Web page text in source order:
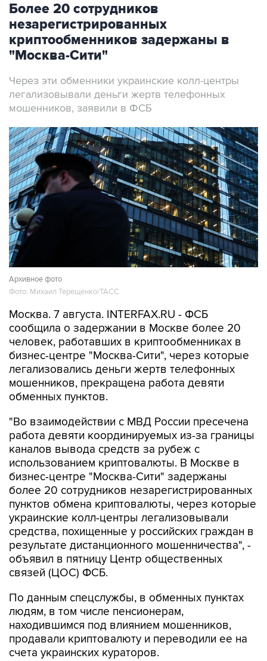
Более 20 сотрудников
незарегистрированных
криптообменников задержаны в
"Москва-Сити"
Через эти обменники украинские колл-центры
легализовывали деньги жертв телефонных
мошенников, заявили в ФСБ
Архивное фото
Фото: Михаил Терещенко/ТАСС
Москва. 7 августа. INTERFAX.RU - ФСБ
сообщила о задержании в Москве более 20
человек, работавших в криптообменниках в
бизнес-центре "Москва-Сити", через которые
легализовались деньги жертв телефонных
мошенников, прекращена работа девяти
обменных пунктов.
"Во взаимодействии с МВД России пресечена
работа девяти координируемых из-за границы
каналов вывода средств за рубеж с
использованием криптовалюты. В Москве в
бизнес-центре "Москва-Сити" задержаны
более 20 сотрудников незарегистрированных
пунктов обмена криптовалюты, через которые
украинские колл-центры легализовывали
средства, похищенные у российских граждан в
результате дистанционного мошенничества", -
объявил в пятницу Центр общественных
связей (ЦОС) ФСБ.
По данным спецслужбы, в обменных пунктах
людям, в том числе пенсионерам,
находившимся под влиянием мошенников,
продавали криптовалюту и переводили ее на
счета украинских кураторов.